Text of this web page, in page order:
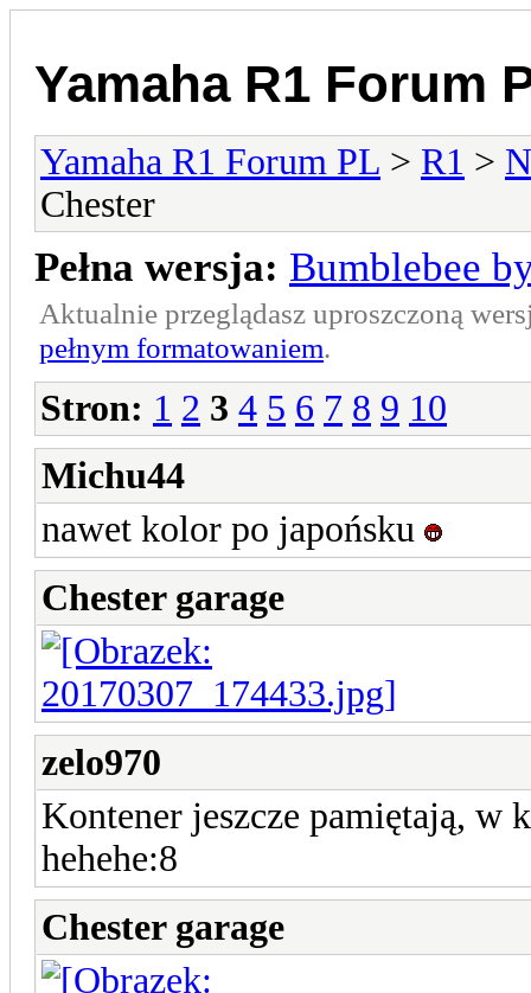
Yamaha R1 Forum
Yamaha R1 Forum PL > R1 >
Chester
Pełna wersja: Bumblebee
Aktualnie przeglądasz uproszczoną
pełnym formatowaniem.
Stron: 1 2 3 4 5 6 7 8 9 10
Michu44
nawet kolor po japońsku
Chester garage
zelo970
Kontener jeszcze pamiętają,
hehehe:8
Chester garage